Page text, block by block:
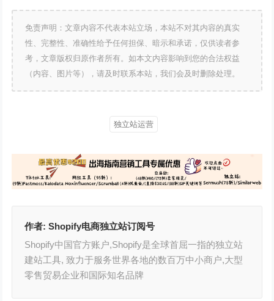
免责声明：文章内容不代表本站立场，本站不对其内容的真实
性、完整性、准确性给予任何担保、暗示和承诺，仅供读者参
考，文章版权归原作者所有。如本文内容影响到您的合法权益
（内容、图片等），请及时联系本站，我们会及时删除处理。
独立站运营
作者:Shopify电商独立站订阅号
Shopify中国官方账户,Shopify是全球首屈一指的独立站
建站工具, 致力于服务世界各地的数百万中小商户,大型
零售贸易企业和国际知名品牌